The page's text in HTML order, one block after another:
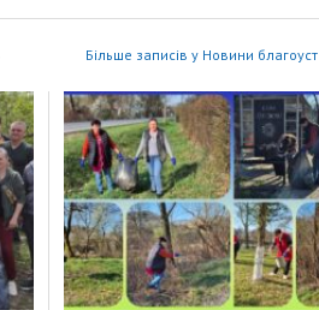
Більше записів у Новини